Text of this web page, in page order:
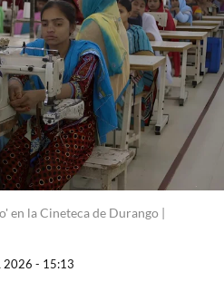
en la Cineteca de Durango |
2026 - 15:13